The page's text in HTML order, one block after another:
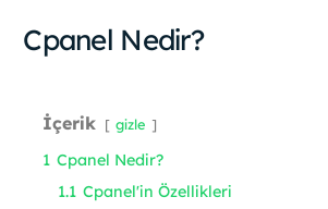
Cpanel Nedir?
İçerik gizle
1 Cpanel Nedir?
1.1 Cpanel'in Özellikleri